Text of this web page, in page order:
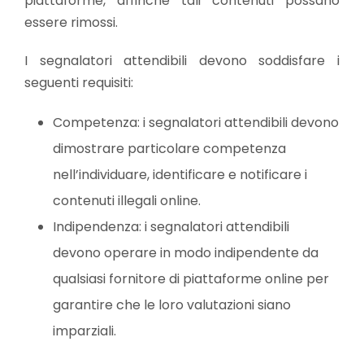
essere rimossi.
I segnalatori attendibili devono soddisfare i
seguenti requisiti:
Competenza: i segnalatori attendibili devono
dimostrare particolare competenza
nell’individuare, identificare e notificare i
contenuti illegali online.
Indipendenza: i segnalatori attendibili
devono operare in modo indipendente da
qualsiasi fornitore di piattaforme online per
garantire che le loro valutazioni siano
imparziali.